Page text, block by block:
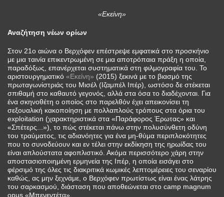
«Εκείνη»
Αναζήτηση νέων ορίων
Στον 21ο αιώνα ο Βερχόφεν επέστρεψε εμφατικά στο προσκήνιο
με μια ταινία επικεντρωμένη σε μια αποτρόπαια πράξη η οποία,
παραδόξως, επανέρχεται συστηματικά στη φιλμογραφία του. Το
αριστουργηματικό «Εκείνη» (2015) ξεκινά με το βιασμό της
πρωταγωνίστριάς του Μισέλ (Ιζαμπέλ Ιπέρ), ωστόσο δε στέκεται
σπιθαμή στο καθαυτό γεγονός, αλλά στα όσα το διαδέχονται. Για
ένα σκηνοθέτη ο οποίος στο παρελθόν έχει απεικονίσει τη
σεξουαλική κακοποίηση με πολλαπλούς τρόπους στα όρια του
exploitation (χαρακτηριστικά στα «Παράφορος Έρωτας» και
«Σπέτερς...»), το πώς στέκεται πάνω στην πολυσύνθετη οδύνη
του τραύματος, τις αδιανόητες για ένα μη-θύμα περιπλοκότητες
που το συνοδεύουν και εν τέλει στην εκδίκηση της ηρωίδας του
είναι απλούστατα αφοπλιστικό. Ακόμα περισσότερο χάρη στην
αποστασιοποιημένη ερμηνεία της Ιπέρ, η οποία εισάγει στο
φέρσιμό της όλες τις διακριτικά κωμικές λεπτομέρειες του σεναρίου
καθώς, ας μην ξεχνάμε, ο Βερχόφεν πρωτίστως είναι ένας λάτρης
του σαρκασμού, διάσταση που αποθεώνεται στο camp magnum
opus «Μπενεντέτα».